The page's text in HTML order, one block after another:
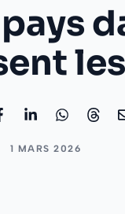
1 MARS 2026